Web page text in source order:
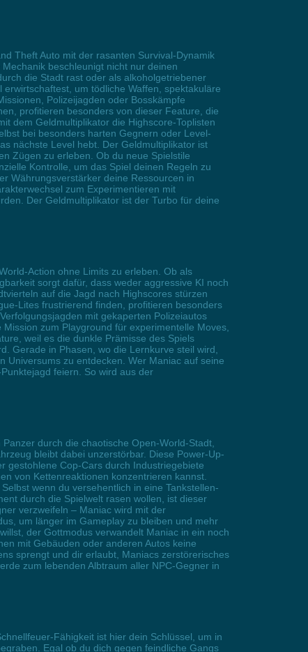
Theft Auto mit der rasanten Survival-Dynamik
beschleunigt nicht nur deinen
die Stadt rast oder als alkoholgetriebener
um tödliche Waffen, spektakuläre
Polizeijagden oder Bosskämpfe
profitieren besonders von dieser Feature, die
dem Geldmultiplikator die Highscore-Toplisten
bei besonders harten Gegnern oder Level-
nächste Level hebt. Der Geldmultiplikator ist
Zügen zu erleben. Ob du neue Spielstile
Kontrolle, um das Spiel deinen Regeln zu
Währungsverstärker deine Ressourcen in
zum Experimentieren mit
Der Geldmultiplikator ist der Turbo für deine
Action ohne Limits zu erleben. Ob als
sorgt dafür, dass weder aggressive KI noch
auf die Jagd nach Highscores stürzen
Lites frustrierend finden, profitieren besonders
mit gekaperten Polizeiautos
zum Playground für experimentelle Moves,
weil es die dunkle Prämisse des Spiels
Gerade in Phasen, wo die Lernkurve steil wird,
Universums zu entdecken. Wer Maniac auf seine
feiern. So wird aus der
durch die chaotische Open-World-Stadt,
bleibt dabei unzerstörbar. Diese Power-Up-
gestohlene Cop-Cars durch Industriegebiete
von Kettenreaktionen konzentrieren kannst.
wenn du versehentlich in eine Tankstellen-
durch die Spielwelt rasen wollen, ist dieser
verzweifeln – Maniac wird mit der
um länger im Gameplay zu bleiben und mehr
der Gottmodus verwandelt Maniac in ein noch
mit Gebäuden oder anderen Autos keine
sprengt und dir erlaubt, Maniacs zerstörerisches
zum lebenden Albtraum aller NPC-Gegner in
Fähigkeit ist hier dein Schlüssel, um in
Egal ob du dich gegen feindliche Gangs